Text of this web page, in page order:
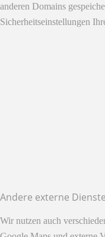
anderen Domains
Sicherheitseinstellungen
Andere externe Dienste
Wir nutzen auch